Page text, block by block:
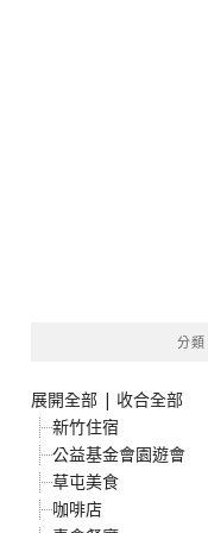
分類
展開全部 | 收合全部
新竹住宿
公益基金會園遊會
草屯美食
咖啡店